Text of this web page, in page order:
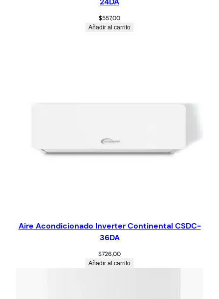
$557,00
Añadir al carrito
Aire Acondicionado Inverter Continental CSDC-
36DA
$726,00
Añadir al carrito